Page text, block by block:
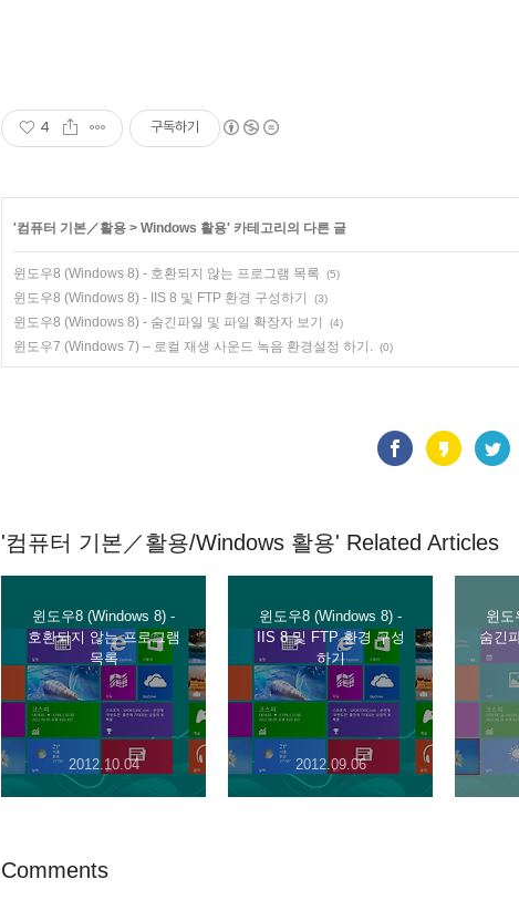
4 구독하기
'컴퓨터 기본／활용 >Windows 활용' 카테고리의 다른 글
윈도우8 (Windows 8) - 호환되지 않는 프로그램 목록 (5)
윈도우8 (Windows 8) - IIS 8 및 FTP 환경 구성하기 (3)
윈도우8 (Windows 8) - 숨긴파일 및 파일 확장자 보기 (4)
윈도우7 (Windows 7) – 로컬 재생 사운드 녹음 환경설정 하기. (0)
'컴퓨터 기본／활용/Windows 활용' Related Articles
윈도우8 (Windows 8) -
호환되지 않는 프로그램
목록
2012.10.04
윈도우8 (Windows 8) -
IIS 8 및 FTP 환경 구성
하기
2012.09.06
윈도
숨긴
Comments